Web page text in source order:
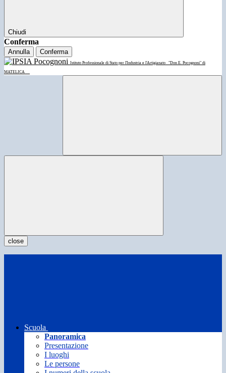
Chiudi
Conferma
Annulla Conferma
Istituto Professionale di Stato per l'Industria e l'Artigianato
"Don E. Pocognoni" di
MATELICA
close
Scuola
Panoramica
Presentazione
I luoghi
Le persone